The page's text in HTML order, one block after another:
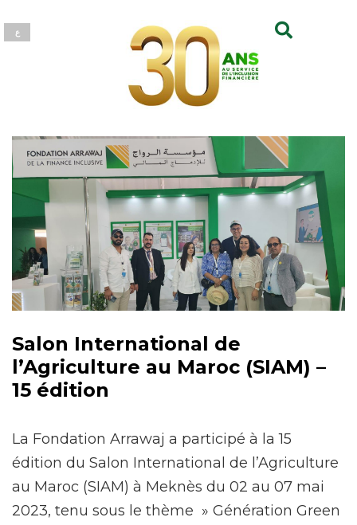
ع
Salon International de
l’Agriculture au Maroc (SIAM) –
15 édition
La Fondation Arrawaj a participé à la 15
édition du Salon International de l’Agriculture
au Maroc (SIAM) à Meknès du 02 au 07 mai
2023, tenu sous le thème » Génération Green